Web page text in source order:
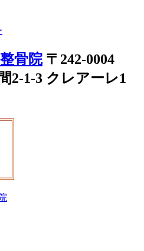
〒242-0004
2-1-3 クレアーレ1